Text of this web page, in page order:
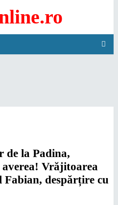
la Padina,
Vrăjitoarea
Fabian, despărțire cu